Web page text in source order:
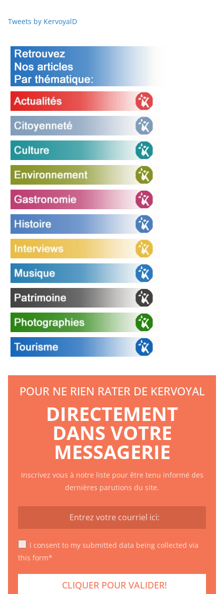
Tweets by KervoyalD
POUR NE RIEN RATER DE KERVOYAL
DIRECTEMENT
DANS VOTRE
MESSAGERIE
Inscrivez vous à notre liste pour être tenu informé des
dernières parutions du site.
I consent to my submitted data being collected via
this form*